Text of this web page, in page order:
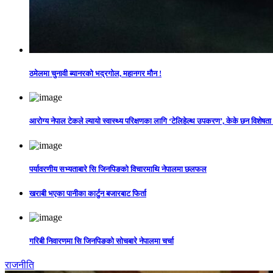
ठमेलमा चुनावी ब्यानरको भद्रगोल, महानगर मौन !
आरोग्य नेपाल टेकले ल्यायो स्वास्थ्य परिक्षणका लागि ‘टेलिहेल्थ उपकरण’, केके छन विशेषता
पर्यावरणीय सभ्यताबारे सि जिनपिङको विचारमाथि नेपालमा छलफल
खराबी भएका पानीका कार्टुन बजारबाट फिर्ता
गरिबी निवारणमा सि जिनपिङको सोचबारे नेपालमा चर्चा
राजनीति